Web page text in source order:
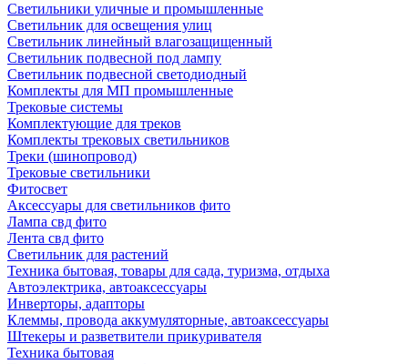
Светильники уличные и промышленные
Светильник для освещения улиц
Светильник линейный влагозащищенный
Светильник подвесной под лампу
Светильник подвесной светодиодный
Комплекты для МП промышленные
Трековые системы
Комплектующие для треков
Комплекты трековых светильников
Треки (шинопровод)
Трековые светильники
Фитосвет
Аксессуары для светильников фито
Лампа свд фито
Лента свд фито
Светильник для растений
Техника бытовая, товары для сада, туризма, отдыха
Автоэлектрика, автоаксессуары
Инверторы, адапторы
Клеммы, провода аккумуляторные, автоаксессуары
Штекеры и разветвители прикуривателя
Техника бытовая